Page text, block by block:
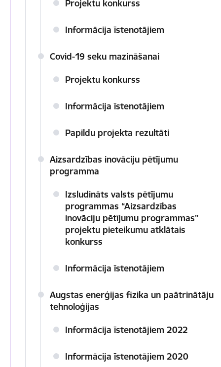
Projektu konkurss
Informācija īstenotājiem
Covid-19 seku mazināšanai
Projektu konkurss
Informācija īstenotājiem
Papildu projekta rezultāti
Aizsardzības inovāciju pētījumu
programma
Izsludināts valsts pētījumu
programmas “Aizsardzības
inovāciju pētījumu programmas”
projektu pieteikumu atklātais
konkurss
Informācija īstenotājiem
Augstas enerģijas fizika un paātrinātāju
tehnoloģijas
Informācija īstenotājiem 2022
Informācija īstenotājiem 2020